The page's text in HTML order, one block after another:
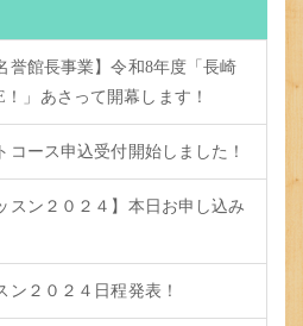
誉館長事業】令和8年度「長崎
」あさって開幕します！
コース申込受付開始しました！
スン２０２４】本日お申し込み
ン２０２４日程発表！